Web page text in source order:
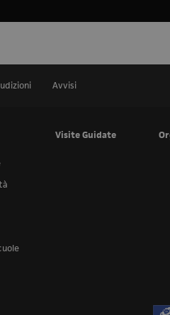
Avvisi
Visite Guidate